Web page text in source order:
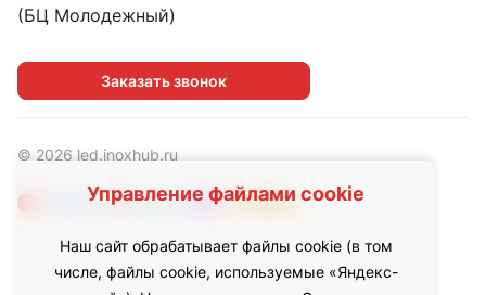
Управление файлами cookie
Наш сайт обрабатывает файлы cookie (в том
числе, файлы cookie, используемые «Яндекс-
(БЦ Молодежный)
Заказать звонок
© 2026 led.inoxhub.ru